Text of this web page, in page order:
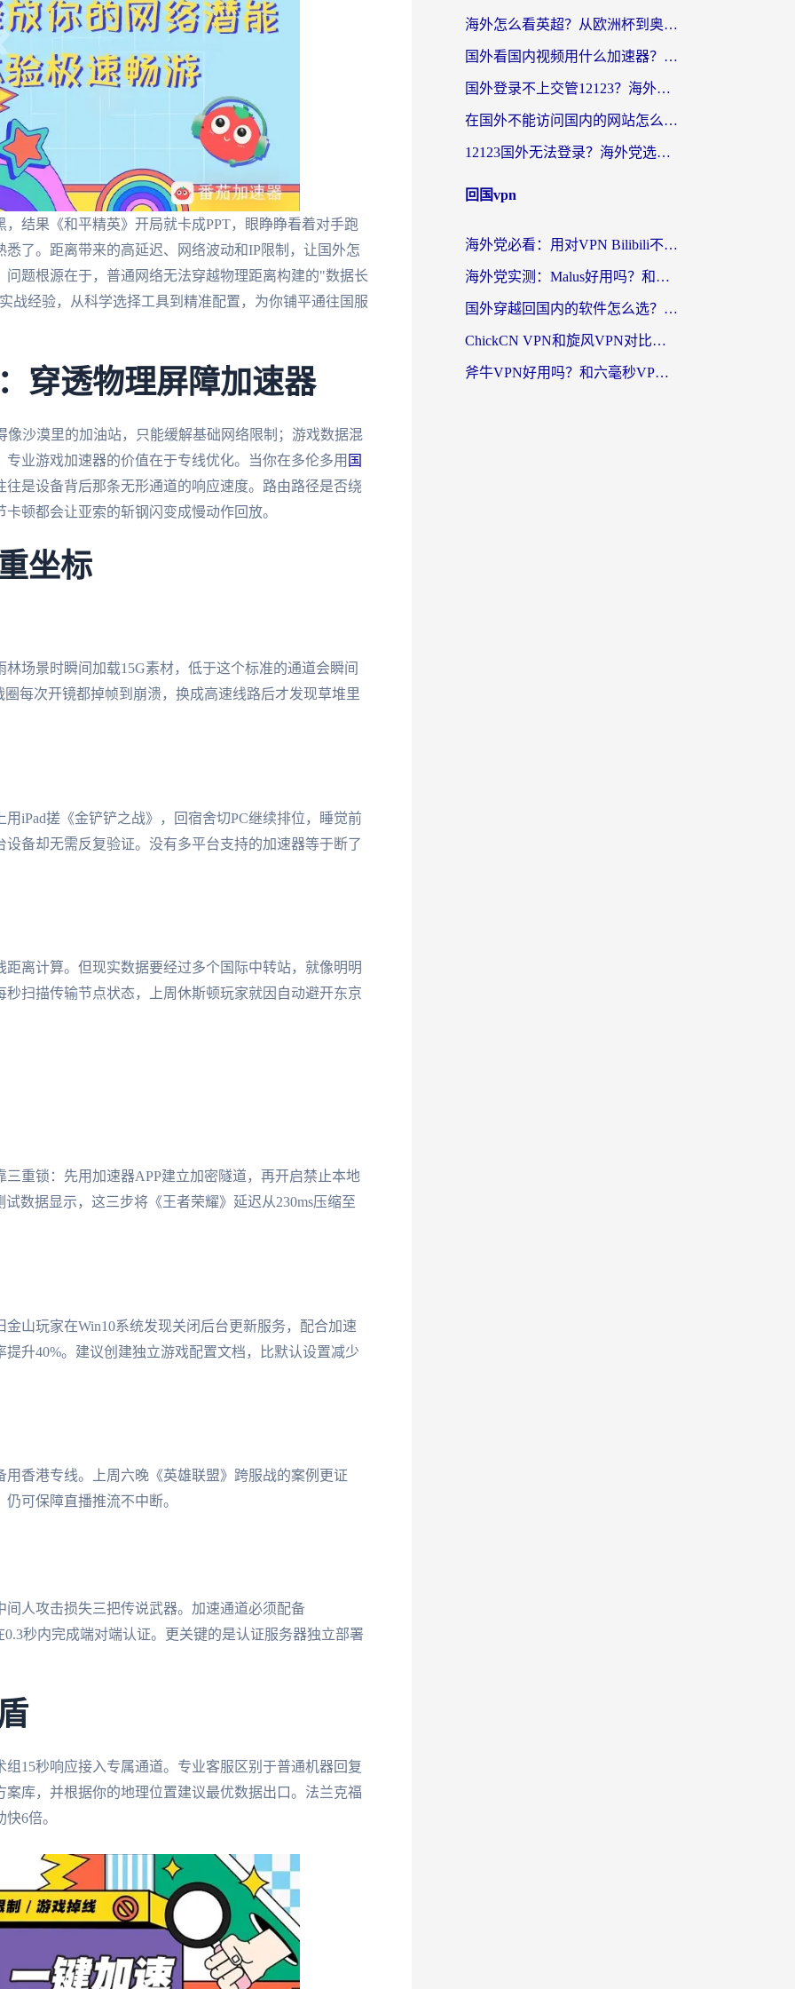
结果《和平精英》开局就卡成PPT，眼睁睁看着对手跑
了。距离带来的高延迟、网络波动和IP限制，让国外怎
题根源在于，普通网络无法穿越物理距离构建的"数据长
战经验，从科学选择工具到精准配置，为你铺平通往国服
穿透物理屏障加速器
沙漠里的加油站，只能缓解基础网络限制；游戏数据混
业游戏加速器的价值在于专线优化。当你在多伦多用 国
往是设备背后那条无形通道的响应速度。路由路径是否绕
顿都会让亚索的斩钢闪变成慢动作回放。
坐标
场景时瞬间加载15G素材，低于这个标准的通道会瞬间
每次开镜都掉帧到崩溃，换成高速线路后才发现草堆里
iPad搓《金铲铲之战》，回宿舍切PC继续排位，睡觉前
备却无需反复验证。没有多平台支持的加速器等于断了
离计算。但现实数据要经过多个国际中转站，就像明明
扫描传输节点状态，上周休斯顿玩家就因自动避开东京
三重锁：先用加速器APP建立加密隧道，再开启禁止本地
数据显示，这三步将《王者荣耀》延迟从230ms压缩至
山玩家在Win10系统发现关闭后台更新服务，配合加速
升40%。建议创建独立游戏配置文档，比默认设置减少
香港专线。上周六晚《英雄联盟》跨服战的案例更证
可保障直播推流不中断。
人攻击损失三把传说武器。加速通道必须配备
秒内完成端对端认证。更关键的是认证服务器独立部署
15秒响应接入专属通道。专业客服区别于普通机器回复
库，并根据你的地理位置建议最优数据出口。法兰克福
6倍。
海外怎么看英超？从欧洲杯到奥运会，一份让你不卡壳的中文解说观看指南
国外看国内视频用什么加速器？留学生和海外华人的实用指南
国外登录不上交管12123？海外华人亲测有效的回国加速器选择指南
在国外不能访问国内的网站怎么办？海外党必看的无缝回国上网指南
12123国外无法登录？海外党选对回国加速器，轻松解决国内资源访问难题
回国vpn
海外党必看：用对VPN Bilibili不卡顿，英国玩国内游戏也丝滑——2026回国加速器选择指南
海外党实测：Malus好用吗？和雷霆哪个好？+ 3款热门加速器深度对比
国外穿越回国内的软件怎么选？3年海外党亲测实用指南，告别地域限制
ChickCN VPN和旋风VPN对比哪个回国效果更好？海外党实测回国内网神器指南
斧牛VPN好用吗？和六毫秒VPN对比哪个回国效果更好？海外党亲测实用指南